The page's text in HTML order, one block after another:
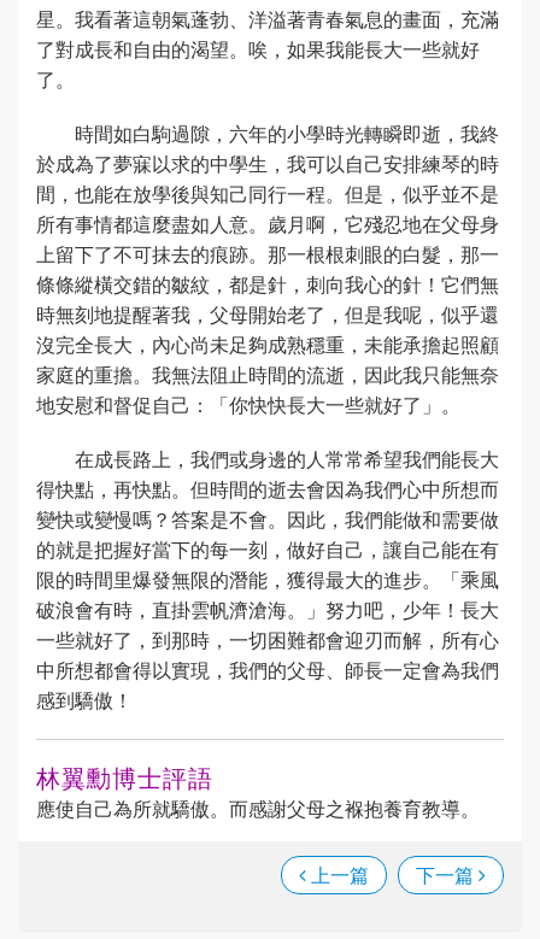
星。我看著這朝氣蓬勃、洋溢著青春氣息的畫面，充滿
了對成長和自由的渴望。唉，如果我能長大一些就好
了。
時間如白駒過隙，六年的小學時光轉瞬即逝，我終
於成為了夢寐以求的中學生，我可以自己安排練琴的時
間，也能在放學後與知己同行一程。但是，似乎並不是
所有事情都這麼盡如人意。歲月啊，它殘忍地在父母身
上留下了不可抹去的痕跡。那一根根刺眼的白髮，那一
條條縱橫交錯的皺紋，都是針，刺向我心的針！它們無
時無刻地提醒著我，父母開始老了，但是我呢，似乎還
沒完全長大，內心尚未足夠成熟穩重，未能承擔起照顧
家庭的重擔。我無法阻止時間的流逝，因此我只能無奈
地安慰和督促自己：「你快快長大一些就好了」。
在成長路上，我們或身邊的人常常希望我們能長大
得快點，再快點。但時間的逝去會因為我們心中所想而
變快或變慢嗎？答案是不會。因此，我們能做和需要做
的就是把握好當下的每一刻，做好自己，讓自己能在有
限的時間里爆發無限的潛能，獲得最大的進步。「乘風
破浪會有時，直掛雲帆濟滄海。」努力吧，少年！長大
一些就好了，到那時，一切困難都會迎刃而解，所有心
中所想都會得以實現，我們的父母、師長一定會為我們
感到驕傲！
林翼勳博士評語
應使自己為所就驕傲。而感謝父母之褓抱養育教導。
上一篇 下一篇